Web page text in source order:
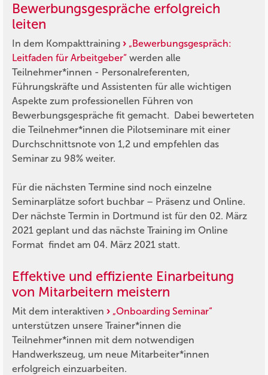
Bewerbungsgespräche erfolgreich
leiten
In dem Kompakttraining
„Bewerbungsgespräch:
Leitfaden für Arbeitgeber“ werden alle
Teilnehmer*innen - Personalreferenten,
Führungskräfte und Assistenten für alle wichtigen
Aspekte zum professionellen Führen von
Bewerbungsgespräche fit gemacht. Dabei bewerteten
die Teilnehmer*innen die Pilotseminare mit einer
Durchschnittsnote von 1,2 und empfehlen das
Seminar zu 98% weiter.
Für die nächsten Termine sind noch einzelne
Seminarplätze sofort buchbar – Präsenz und Online.
Der nächste Termin in Dortmund ist für den 02. März
2021 geplant und das nächste Training im Online
Format findet am 04. März 2021 statt.
Effektive und effiziente Einarbeitung
von Mitarbeitern meistern
Mit dem interaktiven
„Onboarding Seminar“
unterstützen unsere Trainer*innen die
Teilnehmer*innen mit dem notwendigen
Handwerkszeug, um neue Mitarbeiter*innen
erfolgreich einzuarbeiten.